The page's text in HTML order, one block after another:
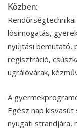
Közben:
lósimogatás,
nyújtási bemutató,
regisztráció,
ugrálóvárak,
A
Egész nap
nyugati strandjára,